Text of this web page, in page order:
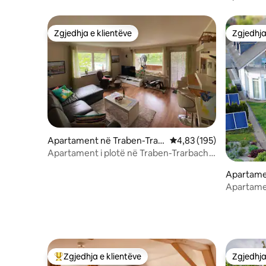
Zgjedhja e klientëve
Zgjedhja e klientëve
Apartament në Traben-Trar
bach
Vlerësimi mesatar 4,83
4,83 (195)
Apartament i plotë në Traben-Trarbach
Më të mirat e zgjedhjeve të klientëve
Zgjedhja e klientëve